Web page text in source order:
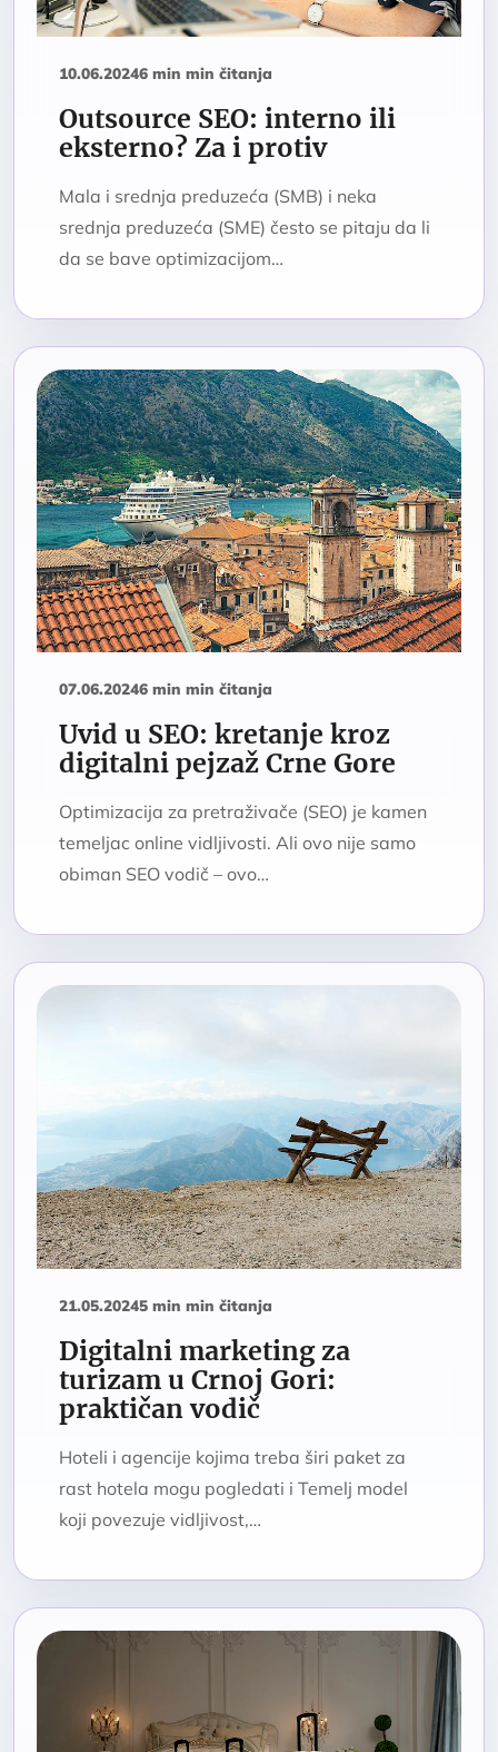
10.06.20246 min min čitanja
Outsource SEO: interno ili
eksterno? Za i protiv
Mala i srednja preduzeća (SMB) i neka
srednja preduzeća (SME) često se pitaju da li
da se bave optimizacijom…
07.06.20246 min min čitanja
Uvid u SEO: kretanje kroz
digitalni pejzaž Crne Gore
Optimizacija za pretraživače (SEO) je kamen
temeljac online vidljivosti. Ali ovo nije samo
obiman SEO vodič – ovo…
21.05.20245 min min čitanja
Digitalni marketing za
turizam u Crnoj Gori:
praktičan vodič
Hoteli i agencije kojima treba širi paket za
rast hotela mogu pogledati i Temelj model
koji povezuje vidljivost,…